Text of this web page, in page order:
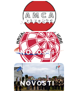
NOVOSTI
NOVOSTI
NOVOSTI